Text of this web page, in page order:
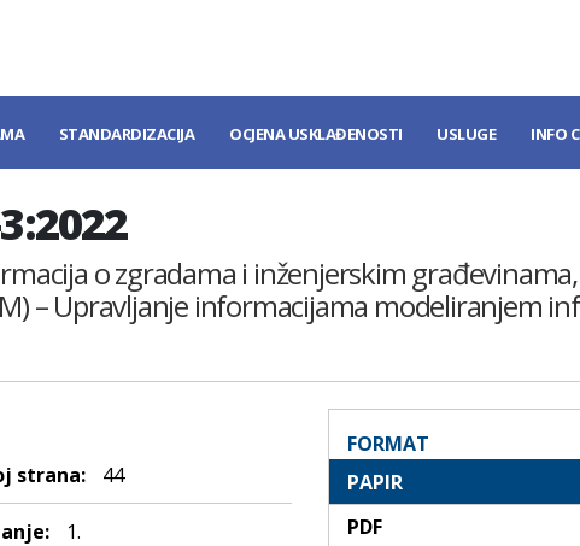
STANDARDIZACIJA OCJENA USKLAĐENOSTI USLUGE INFO
o zgradama i inženjerskim
– Upravljanje informacijama modeliranjem
strana: 44
1.
FORMAT
PAPIR
PDF